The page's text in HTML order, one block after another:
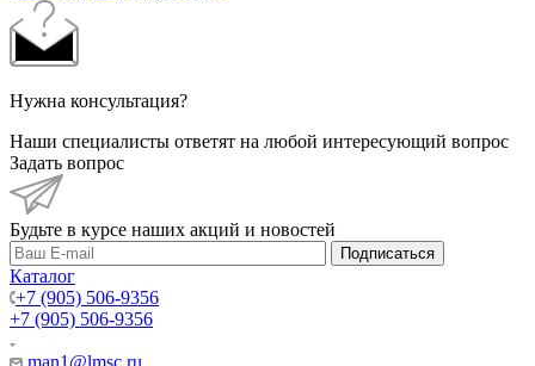
Нужна консультация?
Наши специалисты ответят на любой интересующий вопрос
Задать вопрос
Будьте в курсе наших акций и новостей
Подписаться
Каталог
+7 (905) 506-9356
+7 (905) 506-9356
man1@lmsc.ru